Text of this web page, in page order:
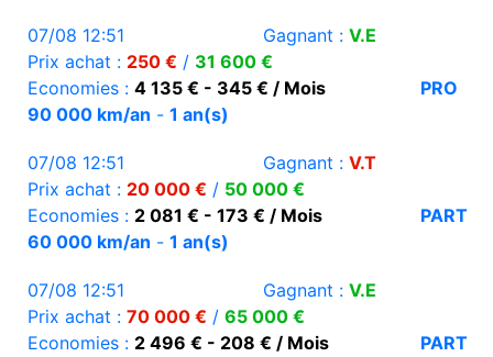
07/08 12:51 Gagnant : V.E
Prix achat : 250 € / 31 600 €
Economies : 4 135 € - 345 € / Mois
PRO
90 000 km/an - 1 an(s)
07/08 12:51 Gagnant : V.T
Prix achat : 20 000 € / 50 000 €
Economies : 2 081 € - 173 € / Mois
PART
60 000 km/an - 1 an(s)
07/08 12:51 Gagnant : V.E
Prix achat : 70 000 € / 65 000 €
Economies : 2 496 € - 208 € / Mois
PART